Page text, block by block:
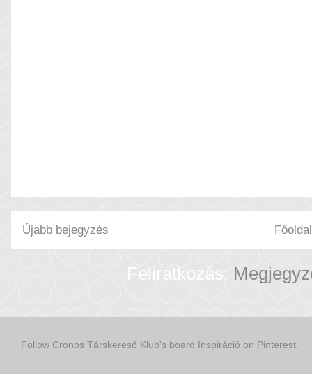
Újabb bejegyzés Főoldal
Feliratkozás:
Follow Cronos Társkereső Klub's board Inspiráció on Pinterest.